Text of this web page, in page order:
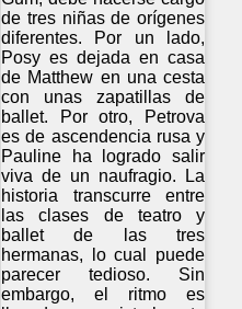
de tres niñas de orígenes
diferentes. Por un lado,
Posy es dejada en casa
de Matthew en una cesta
con unas zapatillas de
ballet. Por otro, Petrova
es de ascendencia rusa y
Pauline ha logrado salir
viva de un naufragio. La
historia transcurre entre
las clases de teatro y
ballet de las tres
hermanas, lo cual puede
parecer tedioso. Sin
embargo, el ritmo es